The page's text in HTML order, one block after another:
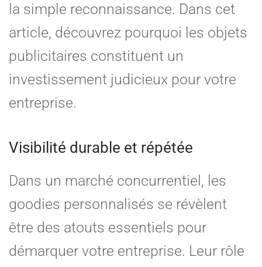
la simple reconnaissance. Dans cet
article, découvrez pourquoi les objets
publicitaires constituent un
investissement judicieux pour votre
entreprise.
Visibilité durable et répétée
Dans un marché concurrentiel, les
goodies personnalisés se révèlent
être des atouts essentiels pour
démarquer votre entreprise. Leur rôle